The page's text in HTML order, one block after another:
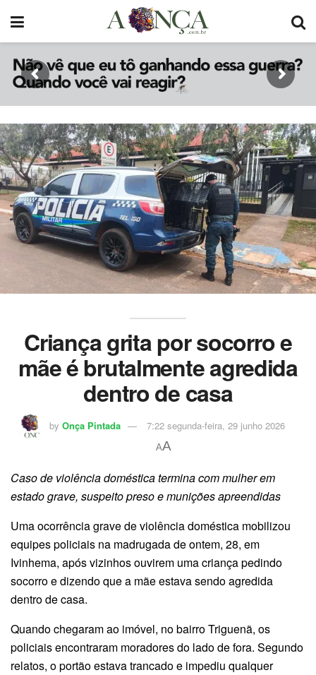
Criança grita por socorro e
mãe é brutalmente agredida
dentro de casa
by Onça Pintada 7:22 segunda-feira, 29 junho 2026
AA
Caso de violência doméstica termina com mulher em
estado grave, suspeito preso e munições apreendidas
Uma ocorrência grave de violência doméstica mobilizou
equipes policiais na madrugada de ontem, 28, em
Ivinhema, após vizinhos ouvirem uma criança pedindo
socorro e dizendo que a mãe estava sendo agredida
dentro de casa.
Quando chegaram ao imóvel, no bairro Triguenã, os
policiais encontraram moradores do lado de fora. Segundo
relatos, o portão estava trancado e impediu qualquer